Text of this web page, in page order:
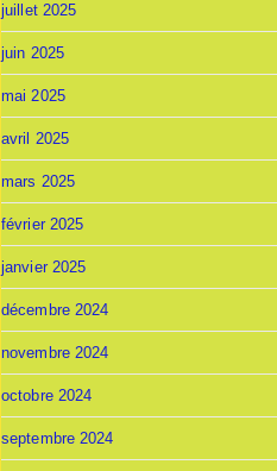
juillet 2025
juin 2025
mai 2025
avril 2025
mars 2025
février 2025
janvier 2025
décembre 2024
novembre 2024
octobre 2024
septembre 2024